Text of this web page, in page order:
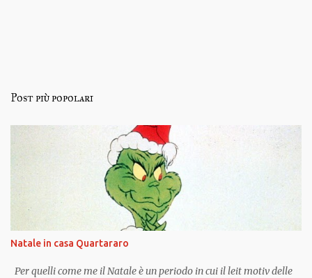
Post più popolari
Natale in casa Quartararo
Per quelli come me il Natale è un periodo in cui il leit motiv delle